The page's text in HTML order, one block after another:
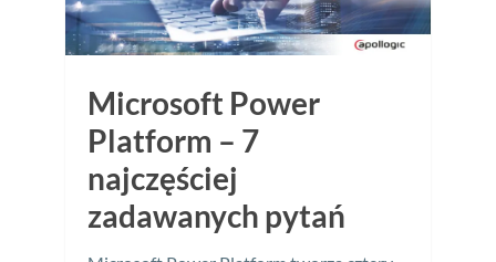
Microsoft Power
Platform – 7
najczęściej
zadawanych pytań